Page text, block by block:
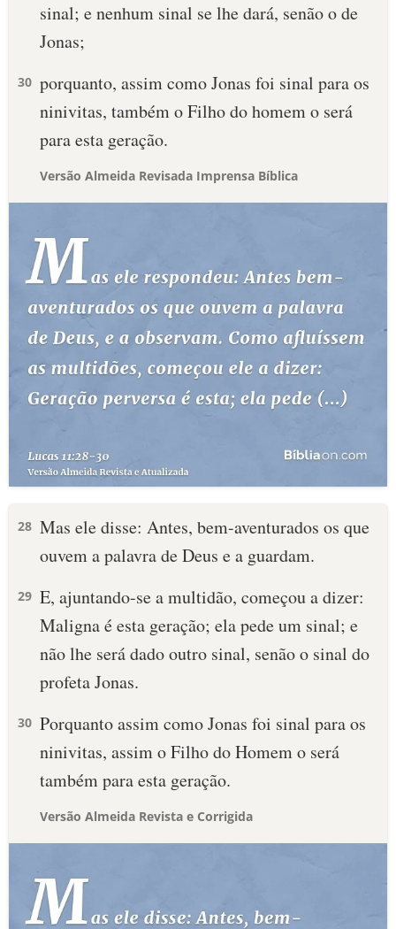
sinal; e nenhum sinal se lhe dará, senão o de
Jonas;
30 porquanto, assim como Jonas foi sinal para os
ninivitas, também o Filho do homem o será
para esta geração.
Versão Almeida Revisada Imprensa Bíblica
28 Mas ele disse: Antes, bem-aventurados os que
ouvem a palavra de Deus e a guardam.
29 E, ajuntando-se a multidão, começou a dizer:
Maligna é esta geração; ela pede um sinal; e
não lhe será dado outro sinal, senão o sinal do
profeta Jonas.
30 Porquanto assim como Jonas foi sinal para os
ninivitas, assim o Filho do Homem o será
também para esta geração.
Versão Almeida Revista e Corrigida